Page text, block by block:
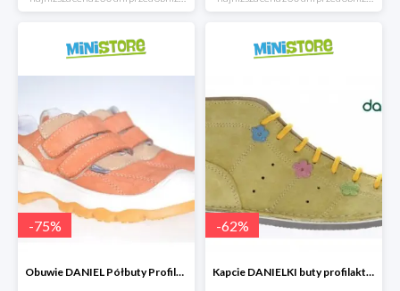
-75%
Obuwie DANIEL Półbuty Profilaktyczne
-62%
Kapcie DANIELKI buty profilaktyczne